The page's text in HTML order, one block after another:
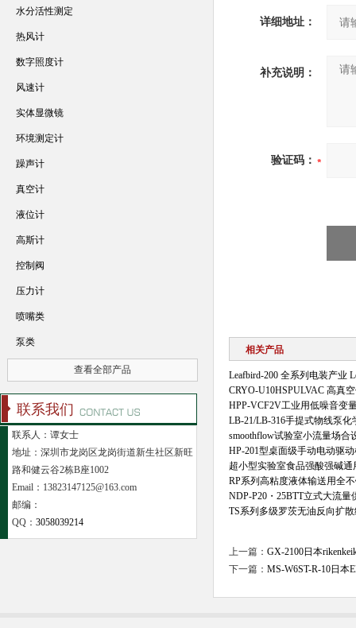
详细地址：
补充说明：
验证码：
相关产品
Leafbird-200 全系列电装产业
CRYO-U10HSPULVAC 高真
HPP-VCF2V工业用低噪音变
LB-21/LB-316手提式物线泵
smoothflow试验室小流量场合
HP-201型桌面级手动电动驱
超小型实验室食品强酸强碱通
RP系列高粘度液体输送用全
NDP-P20・25BTT立式大流
TS系列多级罗茨无油反向扩
上一篇： GX-2100日本
下一篇： MS-W6ST-R-10日本
水分活性测定
热风计
数字照度计
风速计
实体显微镜
环境测定计
躁声计
真空计
液位计
高斯计
控制阀
压力计
喷嘴类
泵类
查看全部产品
联系我们
联系人：谭女士
地址：深圳市龙岗区龙岗街道新生社区新旺
路和健云谷2栋B座1002
Email：13823147125@163.com
邮编：
QQ： 3058039214